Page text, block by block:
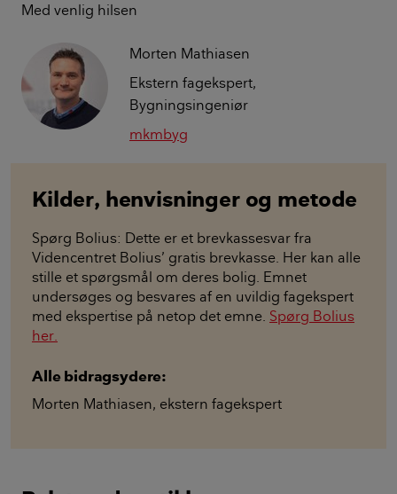
Med venlig hilsen
Morten Mathiasen
Ekstern fagekspert,
Bygningsingeniør
mkmbyg
Kilder, henvisninger og metode
Spørg Bolius: Dette er et brevkassesvar fra
Videncentret Bolius’ gratis brevkasse. Her kan alle
stille et spørgsmål om deres bolig. Emnet
undersøges og besvares af en uvildig fagekspert
med ekspertise på netop det emne. Spørg Bolius
her.
Alle bidragsydere:
Morten Mathiasen, ekstern fagekspert